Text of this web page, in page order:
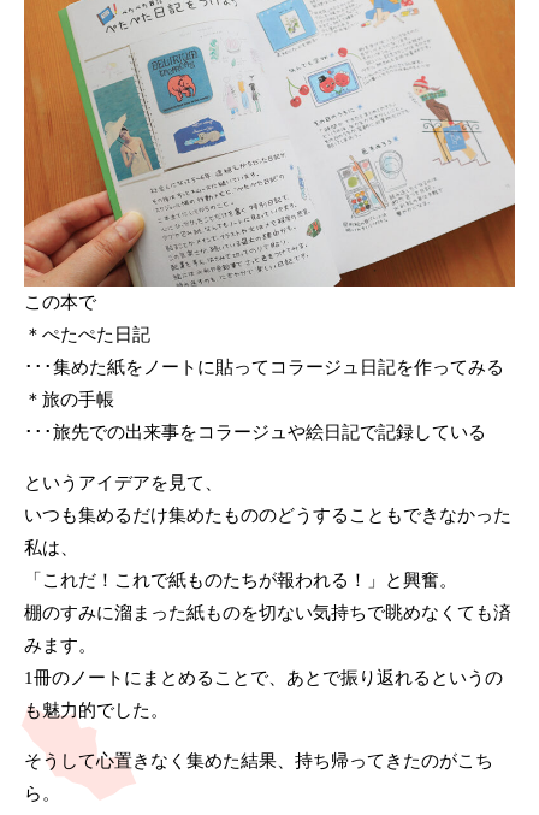
この本で
＊ぺたぺた日記
･･･集めた紙をノートに貼ってコラージュ日記を作ってみる
＊旅の手帳
･･･旅先での出来事をコラージュや絵日記で記録している
というアイデアを見て、
いつも集めるだけ集めたもののどうすることもできなかった
私は、
「これだ！これで紙ものたちが報われる！」と興奮。
棚のすみに溜まった紙ものを切ない気持ちで眺めなくても済
みます。
1冊のノートにまとめることで、あとで振り返れるというの
も魅力的でした。
そうして心置きなく集めた結果、持ち帰ってきたのがこち
ら。